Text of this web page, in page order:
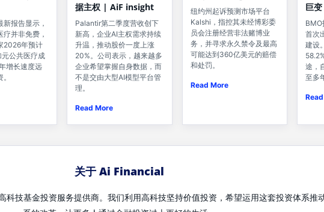
报告显示，
疗并非免费，
2026年预计
元公共医疗成
增长速度远
据主权 | AiF insight
Palantir第二季度营收创下
新高，企业AI主权需求持续
升温，推动股价一度上涨
20%。公司表示，越来越多
企业希望掌握自身数据，而
不是交由大型AI模型平台管
理。
Read More
纽约州起诉预测市场平台
Kalshi，指控其未经博彩委
员会注册经营非法赌博业
务，并寻求永久禁令及最高
可能达到360亿美元的赔偿
和处罚。
Read More
巨
BMO
首次
建设
途，
至多
关于 Ai Financial
科技基金投资服务提供商。我们利用高科技坚持价值投资，希望运用这套投资体系推